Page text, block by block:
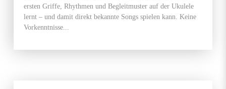
ersten Griffe, Rhythmen und Begleitmuster auf der Ukulele
lernt – und damit direkt bekannte Songs spielen kann. Keine
Vorkenntnisse...